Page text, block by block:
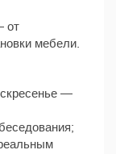
от
мебели.
—